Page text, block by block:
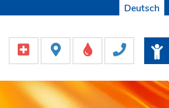
Deutsch